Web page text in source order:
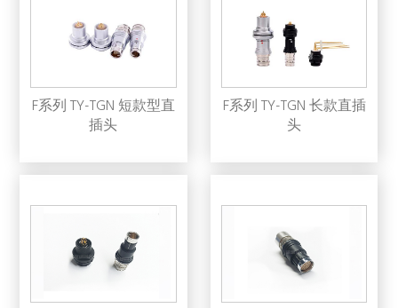
F系列 TY-TGN 短款型直
插头
F系列 TY-TGN 长款直插
头